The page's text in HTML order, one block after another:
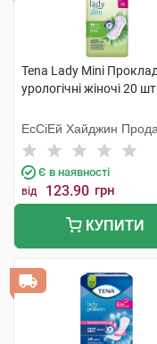
Tena Lady Mini
урологічні жіночі 20 шт
ЕсСіЕй Хайджин
Хугезанд
Є в наявності
від 123.90 грн
КУПИТИ